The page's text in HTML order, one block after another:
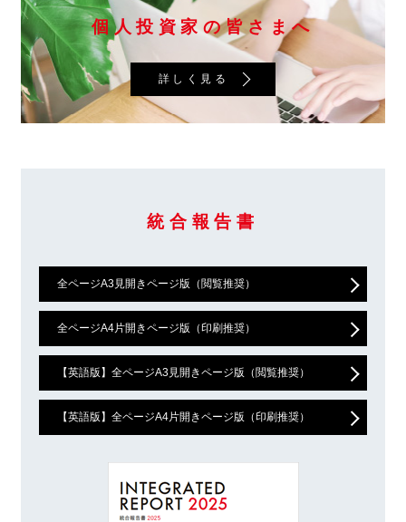
個人投資家の皆さまへ
詳しく見る
統合報告書
全ページA3見開きページ版（閲覧推奨）
全ページA4片開きページ版（印刷推奨）
【英語版】全ページA3見開きページ版（閲覧推奨）
【英語版】全ページA4片開きページ版（印刷推奨）